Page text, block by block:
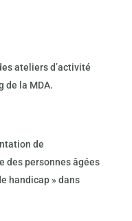
ateliers d’activité
de la MDA.
de
des personnes âgées
handicap » dans